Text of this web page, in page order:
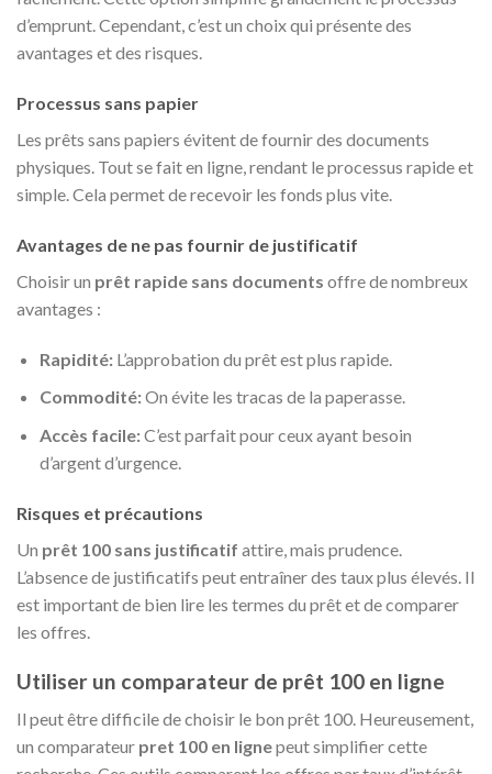
d’emprunt. Cependant, c’est un choix qui présente des
avantages et des risques.
Processus sans papier
Les prêts sans papiers évitent de fournir des documents
physiques. Tout se fait en ligne, rendant le processus rapide et
simple. Cela permet de recevoir les fonds plus vite.
Avantages de ne pas fournir de justificatif
Choisir un prêt rapide sans documents offre de nombreux
avantages :
Rapidité:L’approbation du prêt est plus rapide.
Commodité:On évite les tracas de la paperasse.
Accès facile:C’est parfait pour ceux ayant besoin
d’argent d’urgence.
Risques et précautions
Un prêt 100 sans justificatif attire, mais prudence.
L’absence de justificatifs peut entraîner des taux plus élevés. Il
est important de bien lire les termes du prêt et de comparer
les offres.
Utiliser un comparateur de prêt 100 en ligne
Il peut être difficile de choisir le bon prêt 100. Heureusement,
un comparateur pret 100 en lignepeut simplifier cette